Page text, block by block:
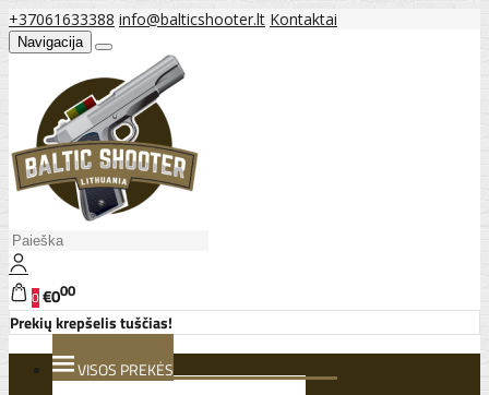
+37061633388 info@balticshooter.lt Kontaktai
Navigacija
0€000
Prekių krepšelis tuščias!
VISOS PREKĖS